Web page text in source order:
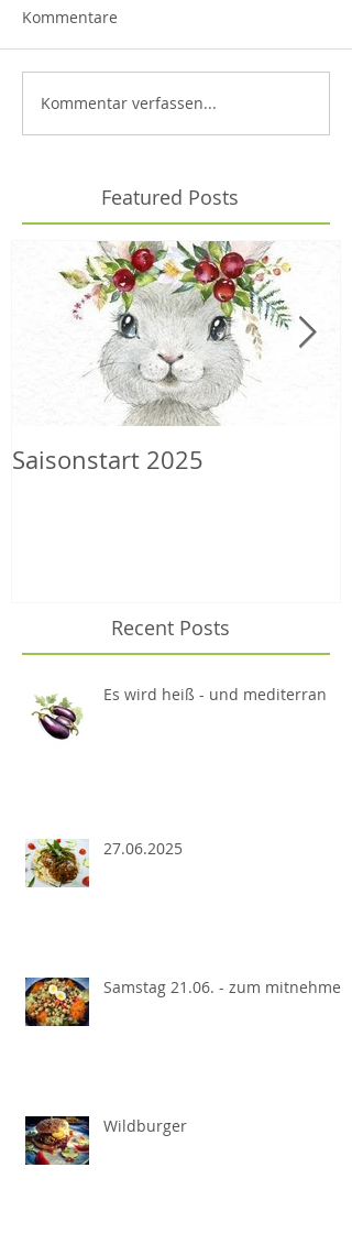
Kommentare
Kommentar verfassen...
Featured Posts
Saisonstart 2025
Recent Posts
Es wird heiß - und mediterran
27.06.2025
Samstag 21.06. - zum mitnehmen
Wildburger